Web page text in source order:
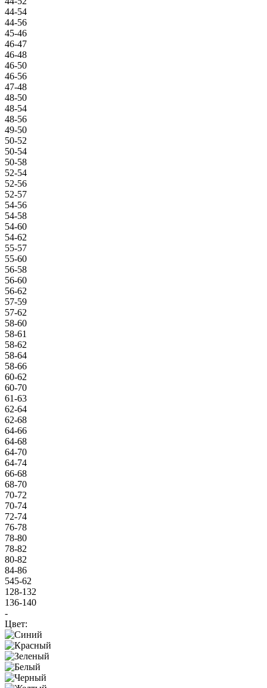
44-54
44-56
45-46
46-47
46-48
46-50
46-56
47-48
48-50
48-54
48-56
49-50
50-52
50-54
50-58
52-54
52-56
52-57
54-56
54-58
54-60
54-62
55-57
55-60
56-58
56-60
56-62
57-59
57-62
58-60
58-61
58-62
58-64
58-66
60-62
60-70
61-63
62-64
62-68
64-66
64-68
64-70
64-74
66-68
68-70
70-72
70-74
72-74
76-78
78-80
78-82
80-82
84-86
545-62
128-132
136-140
-
Цвет: